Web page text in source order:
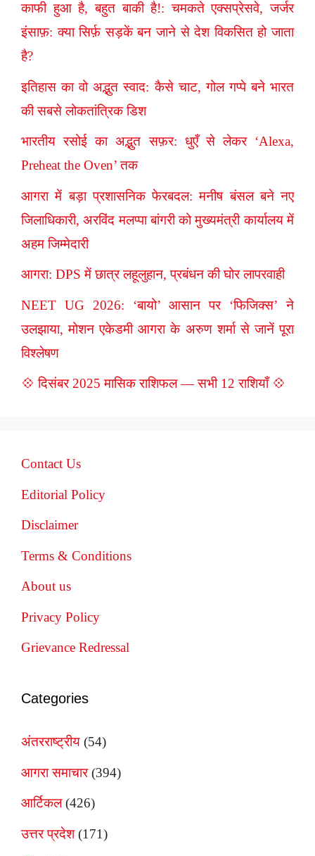
काफी हुआ है, बहुत बाकी है!: चमकते एक्सप्रेसवे, जर्जर
इंसाफ़: क्या सिर्फ़ सड़कें बन जाने से देश विकसित हो जाता
है?
इतिहास का वो अद्भुत स्वाद: कैसे चाट, गोल गप्पे बने भारत
की सबसे लोकतांत्रिक डिश
भारतीय रसोई का अद्भुत सफ़र: धुएँ से लेकर ‘Alexa,
Preheat the Oven’ तक
आगरा में बड़ा प्रशासनिक फेरबदल: मनीष बंसल बने नए
जिलाधिकारी, अरविंद मलप्पा बांगरी को मुख्यमंत्री कार्यालय में
अहम जिम्मेदारी
आगरा: DPS में छात्र लहूलुहान, प्रबंधन की घोर लापरवाही
NEET UG 2026: ‘बायो’ आसान पर ‘फिजिक्स’ ने
उलझाया, मोशन एकेडमी आगरा के अरुण शर्मा से जानें पूरा
विश्लेषण
💠 दिसंबर 2025 मासिक राशिफल — सभी 12 राशियाँ 💠
Contact Us
Editorial Policy
Disclaimer
Terms & Conditions
About us
Privacy Policy
Grievance Redressal
Categories
अंतरराष्ट्रीय (54)
आगरा समाचार(394)
आर्टिकल(426)
उत्तर प्रदेश(171)